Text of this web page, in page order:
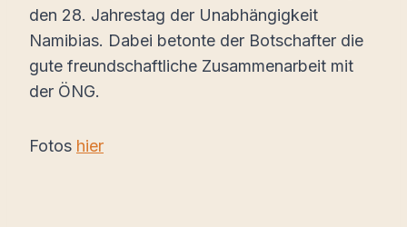
den 28. Jahrestag der Unabhängigkeit
Namibias. Dabei betonte der Botschafter die
gute freundschaftliche Zusammenarbeit mit
der ÖNG.
Fotos hier